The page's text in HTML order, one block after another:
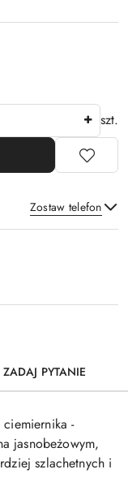
szt.
Zostaw telefon
ZADAJ PYTANIE
-
jasnobeżowym,
szlachetnych i